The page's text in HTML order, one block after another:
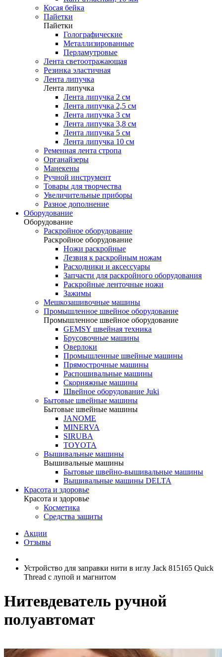
Косая бейка
Пайетки
Пайетки
Голографические
Металлизированные
Перламутровые
Лента светоотражающая
Резинка эластичная
Лента липучка
Лента липучка
Лента липучка 2 см
Лента липучка 2,5 см
Лента липучка 3 см
Лента липучка 3,8 см
Лента липучка 5 см
Лента липучка 10 см
Ременная лента стропа
Органайзеры
Манекены
Ручной инструмент
Товары для творчества
Увеличительные приборы
Разное дополнение
Оборудование
Оборудование
Раскройное оборудование
Раскройное оборудование
Ножи раскройные
Лезвия к раскройным ножам
Расходники и аксессуары
Запчасти для раскройного оборудования
Раскройные ленточные ножи
Зажимы
Мешкозашивочные машины
Промышленное швейное оборудование
Промышленное швейное оборудование
GEMSY швейная техника
Брусовочные машины
Оверлоки
Промышленные швейные машины
Прямострочные машины
Распошивальные машины
Скорняжные машины
Швейное оборудование Juki
Бытовые швейные машины
Бытовые швейные машины
JANOME
MINERVA
SIRUBA
TOYOTA
Вышивальные машины
Вышивальные машины
Бытовые швейно-вышивальные машины
Вышивальные машины DELTA
Красота и здоровье
Красота и здоровье
Косметика
Средства защиты
Акции
Отзывы
Устройство для заправки нити в иглу Jack 815165 Quick
Thread с лупой и магнитом
Нитевдеватель ручной
полуавтомат